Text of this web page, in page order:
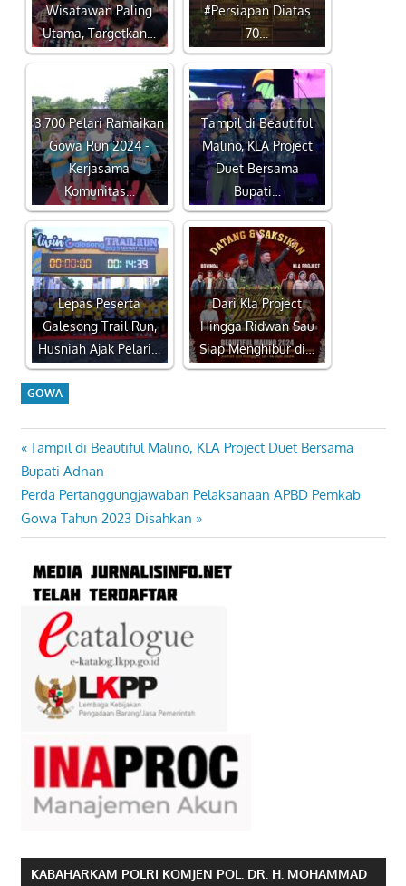
Wisatawan Paling
Utama, Targetkan…
#Persiapan Diatas
70…
3.700 Pelari Ramaikan
Gowa Run 2024 -
Kerjasama
Komunitas…
Tampil di Beautiful
Malino, KLA Project
Duet Bersama
Bupati…
Lepas Peserta
Galesong Trail Run,
Husniah Ajak Pelari…
Dari Kla Project
Hingga Ridwan Sau
Siap Menghibur di…
GOWA
Navigasi
pos
Previous
Post:
Tampil di Beautiful Malino, KLA Project Duet Bersama
Bupati Adnan
Next
Post:
Perda Pertanggungjawaban Pelaksanaan APBD Pemkab
Gowa Tahun 2023 Disahkan
KABAHARKAM POLRI KOMJEN POL. DR. H. MOHAMMAD